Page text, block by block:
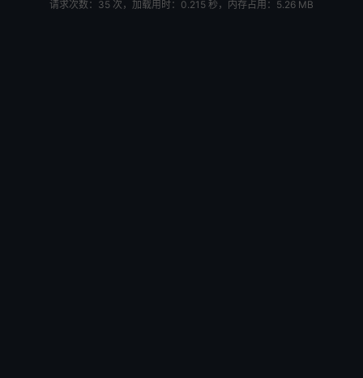
请求次数：35 次，加载用时：0.215 秒，内存占用：5.26 MB